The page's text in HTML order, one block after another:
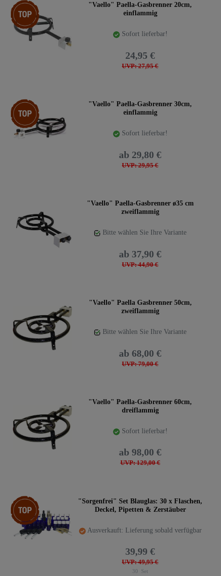
Top-Artikel
"Vaello" Paella-Gasbrenner 20cm,
einflammig
Sofort lieferbar!
UVP: 27,95 €
24,95 €
Top-Artikel
"Vaello" Paella-Gasbrenner 30cm,
einflammig
Sofort lieferbar!
UVP: 29,95 €
ab 29,80 €
"Vaello" Paella-Gasbrenner ø35 cm
zweiflammig
Bitte wählen Sie Ihre Variante
UVP: 44,90 €
ab 37,90 €
"Vaello" Paella Gasbrenner 50cm,
zweiflammig
Bitte wählen Sie Ihre Variante
UVP: 79,00 €
ab 68,00 €
"Vaello" Paella-Gasbrenner 60cm,
dreiflammig
Sofort lieferbar!
UVP: 129,00 €
ab 98,00 €
Top-Artikel
"Sorgenfrei" Set Blauglas: 30 x Flaschen,
Deckel, Pipetten & Zerstäuber
Ausverkauft: Lieferung sobald verfügbar
UVP: 49,95 €
39,99 €
30 Set